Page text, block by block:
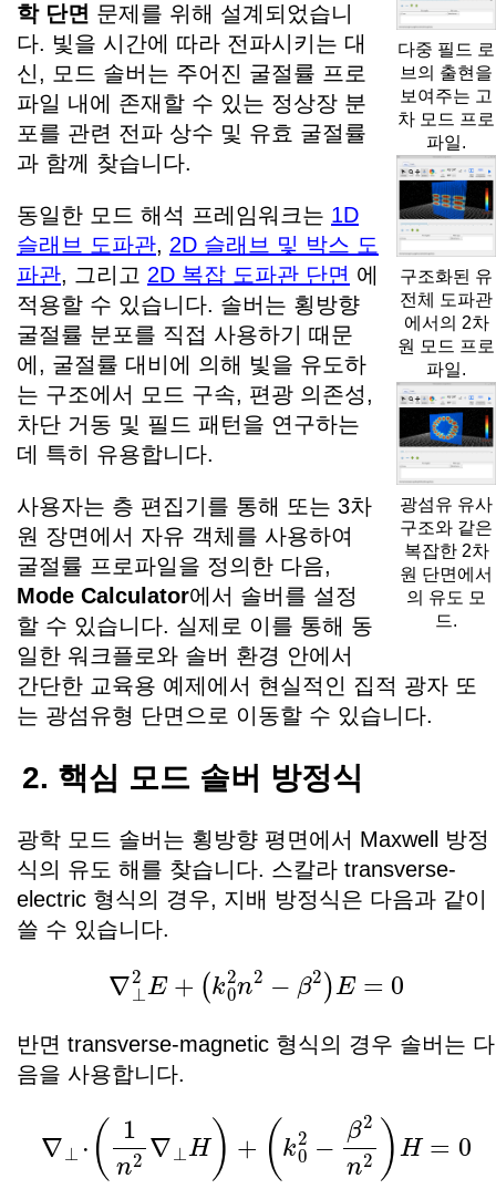
다중 필드 로
브의 출현을
보여주는 고
차 모드 프로
파일.
구조화된 유
전체 도파관
에서의 2차
원 모드 프로
파일.
광섬유 유사
구조와 같은
복잡한 2차
원 단면에서
의 유도 모
드.
학 단면 문제를 위해 설계되었습니
다. 빛을 시간에 따라 전파시키는 대
신, 모드 솔버는 주어진 굴절률 프로
파일 내에 존재할 수 있는 정상장 분
포를 관련 전파 상수 및 유효 굴절률
과 함께 찾습니다.
동일한 모드 해석 프레임워크는 1D
슬래브 도파관, 2D 슬래브 및 박스 도
파관, 그리고 2D 복잡 도파관 단면 에
적용할 수 있습니다. 솔버는 횡방향
굴절률 분포를 직접 사용하기 때문
에, 굴절률 대비에 의해 빛을 유도하
는 구조에서 모드 구속, 편광 의존성,
차단 거동 및 필드 패턴을 연구하는
데 특히 유용합니다.
사용자는 층 편집기를 통해 또는 3차
원 장면에서 자유 객체를 사용하여
굴절률 프로파일을 정의한 다음,
Mode Calculator에서 솔버를 설정
할 수 있습니다. 실제로 이를 통해 동
일한 워크플로와 솔버 환경 안에서
간단한 교육용 예제에서 현실적인 집적 광자 또
는 광섬유형 단면으로 이동할 수 있습니다.
2. 핵심 모드 솔버 방정식
광학 모드 솔버는 횡방향 평면에서 Maxwell 방정
식의 유도 해를 찾습니다. 스칼라 transverse-
electric 형식의 경우, 지배 방정식은 다음과 같이
쓸 수 있습니다.
∇⊥2 E +(k0 2n −β2 )E
반면 transverse-magnetic 형식의 경우 솔버는 다
음을 사용합니다.
⊥ (1 ⊥H k0 2n2)